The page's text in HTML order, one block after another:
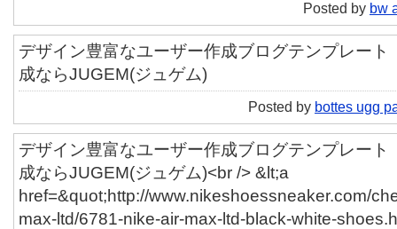
Posted by bw
デザイン豊富なユーザー作成ブログテンプレート
成ならJUGEM(ジュゲム)
Posted by bottes ugg
デザイン豊富なユーザー作成ブログテンプレート
成ならJUGEM(ジュゲム)<br /> &lt;a
href=&quot;http://www.nikeshoessneaker.com/
max-ltd/6781-nike-air-max-ltd-black-white-